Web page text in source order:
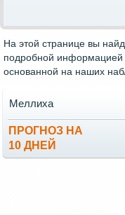
На этой странице вы
подробной информацией
основанной на наших
ПРОГНОЗ НА
10 ДНЕЙ
Меллиха